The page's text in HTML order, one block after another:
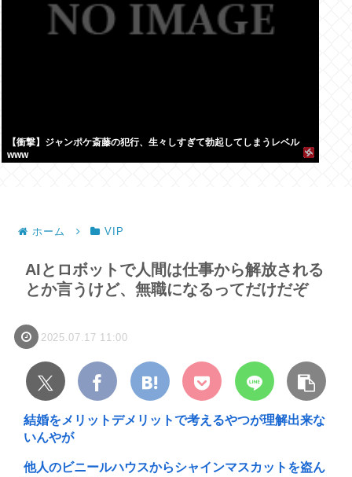
【衝撃】ジャンポケ斎藤の犯行、生々しすぎて勃起してしまうレベル
www
ホーム VIP
AIとロボットで人間は仕事から解放される
とか言うけど、無職になるってだけだぞ
2025.07.17 11:00
結婚をメリットデメリットで考えるやつが理解出来な
いんやが
他人のビニールハウスからシャインマスカットを盗ん